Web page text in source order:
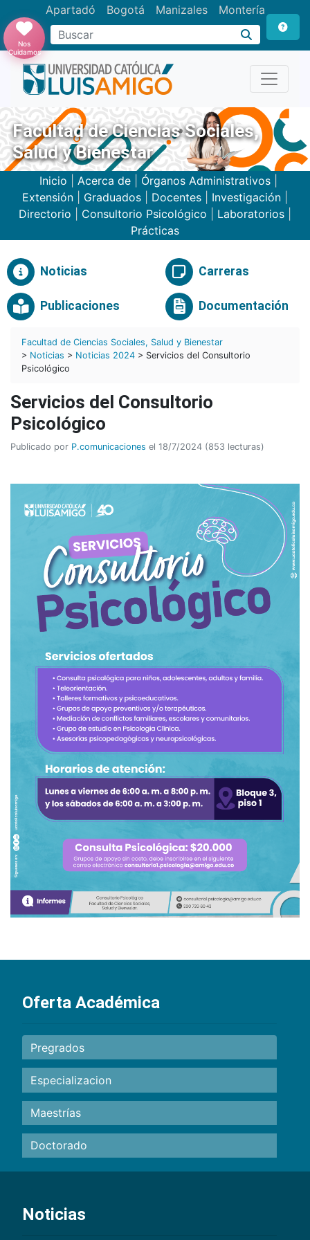
Apartadó Bogotá Manizales Montería
Buscar
Nos
Cuidamos
Facultad de Ciencias Sociales,
Salud y Bienestar
Inicio Acerca de Órganos Administrativos
Extensión
Graduados Docentes Investigación
Directorio
Consultorio Psicológico Laboratorios
Prácticas
Noticias Carreras
Publicaciones Documentación
Facultad de Ciencias Sociales, Salud y Bienestar
> Noticias > Noticias 2024 > Servicios del Consultorio
Psicológico
Servicios del Consultorio
Psicológico
Publicado por P.comunicaciones el 18/7/2024 (853 lecturas)
Oferta Académica
Pregrados
Especializacion
Maestrías
Doctorado
Noticias